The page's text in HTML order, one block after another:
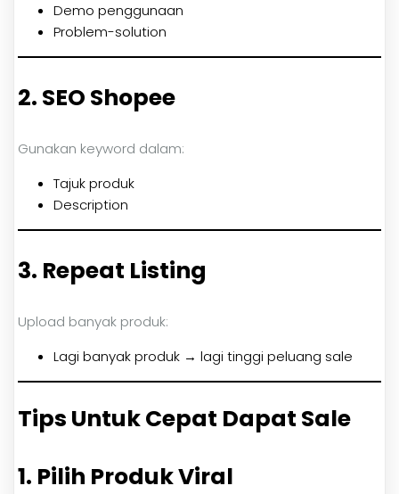
Demo penggunaan
Problem-solution
2. SEO Shopee
Gunakan keyword dalam:
Tajuk produk
Description
3. Repeat Listing
Upload banyak produk:
Lagi banyak produk → lagi tinggi peluang sale
Tips Untuk Cepat Dapat Sale
1. Pilih Produk Viral